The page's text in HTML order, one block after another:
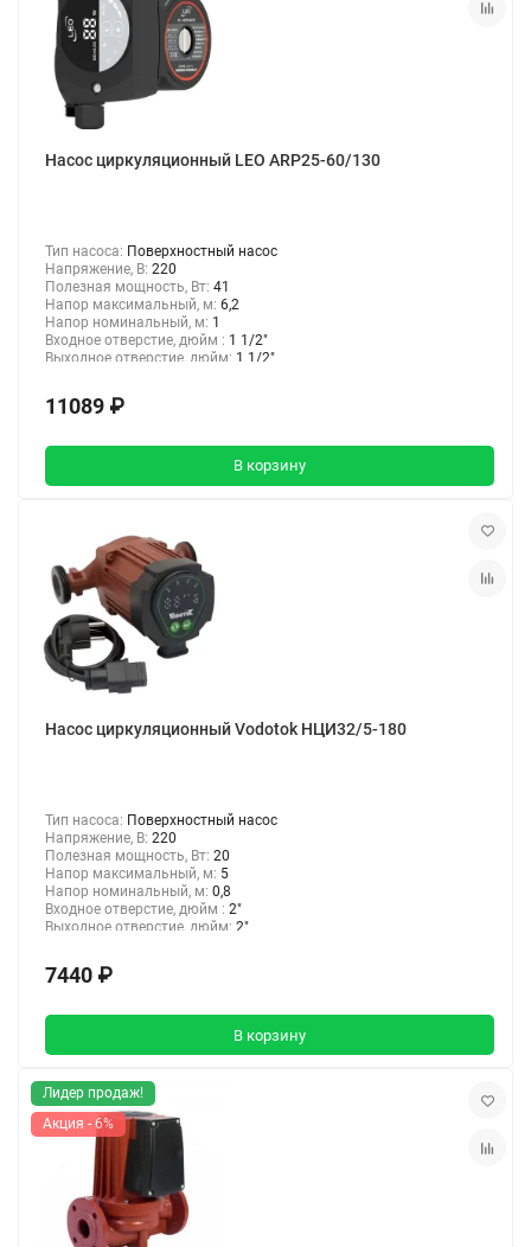
Насос циркуляционный LEO ARP25-60/130
Тип насоса: Поверхностный насос
Напряжение, В: 220
Полезная мощность, Вт: 41
Напор максимальный, м: 6,2
Напор номинальный, м: 1
Входное отверстие, дюйм : 1 1/2"
Выходное отверстие, дюйм: 1 1/2"
11089 ₽
В корзину
Насос циркуляционный Vodotok НЦИ32/5-180
Тип насоса: Поверхностный насос
Напряжение, В: 220
Полезная мощность, Вт: 20
Напор максимальный, м: 5
Напор номинальный, м: 0,8
Входное отверстие, дюйм : 2"
Выходное отверстие, дюйм: 2"
7440 ₽
В корзину
Лидер продаж!
Акция - 6%